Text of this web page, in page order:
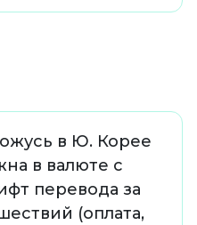
в Ю. Корее
в валюте с
перевода за
(оплата,